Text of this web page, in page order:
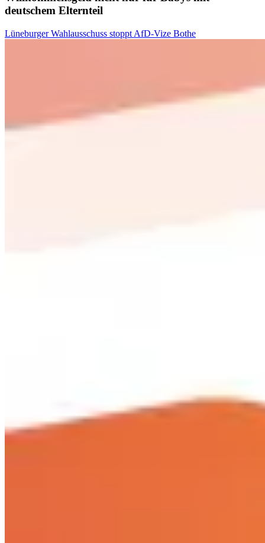
deutschem Elternteil
Lüneburger Wahlausschuss stoppt AfD-Vize Bothe